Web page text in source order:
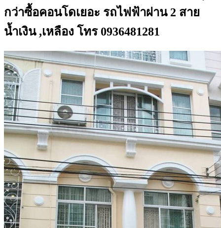
กว่าซื้อคอนโดเยอะ รถไฟฟ้าผ่าน 2 สาย
น้ำเงิน ,เหลือง โทร 0936481281